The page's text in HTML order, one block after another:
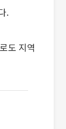
.
도 지역